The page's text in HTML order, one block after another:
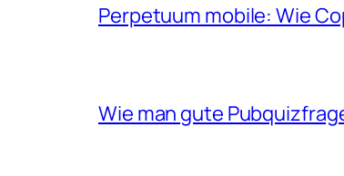
Perpetuum mobile: Wie
Wie man gute